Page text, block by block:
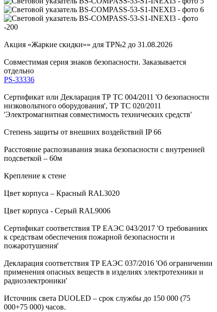
Акция «Жаркие скидки»» для ТР№2 до 31.08.2026
Совместимая серия знаков безопасности. Заказывается
отдельно
PS-33336
Сертификат или Декларация ТР ТС 004/2011 'О безопасности
низковольтного оборудования', ТР ТС 020/2011
'Электромагнитная совместимость технических средств'
Степень защиты от внешних воздействий IP 66
Расстояние распознавания знака безопасности с внутренней
подсветкой – 60м
Крепление к стене
Цвет корпуса – Красный RAL3020
Цвет корпуса - Серый RAL9006
Сертификат соответствия ТР ЕАЭС 043/2017 'О требованиях
к средствам обеспечения пожарной безопасности и
пожаротушения'
Декларация соответствия ТР ЕАЭС 037/2016 'Об ограничении
применения опасных веществ в изделиях электротехники и
радиоэлектроники'
Источник света DUOLED – срок службы до 150 000 (75
000+75 000) часов.